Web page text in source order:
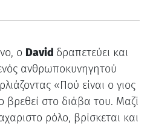
ο David δραπετεύει και
ανθρωποκυνηγητού
«Πού είναι ο γιος
βρεθεί στο διάβα του. Μαζί
ρόλο, βρίσκεται και